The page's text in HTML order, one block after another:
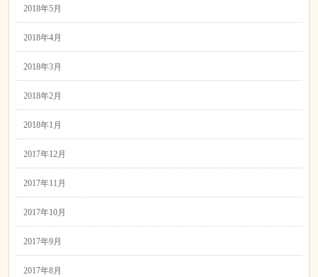
2018年5月
2018年4月
2018年3月
2018年2月
2018年1月
2017年12月
2017年11月
2017年10月
2017年9月
2017年8月